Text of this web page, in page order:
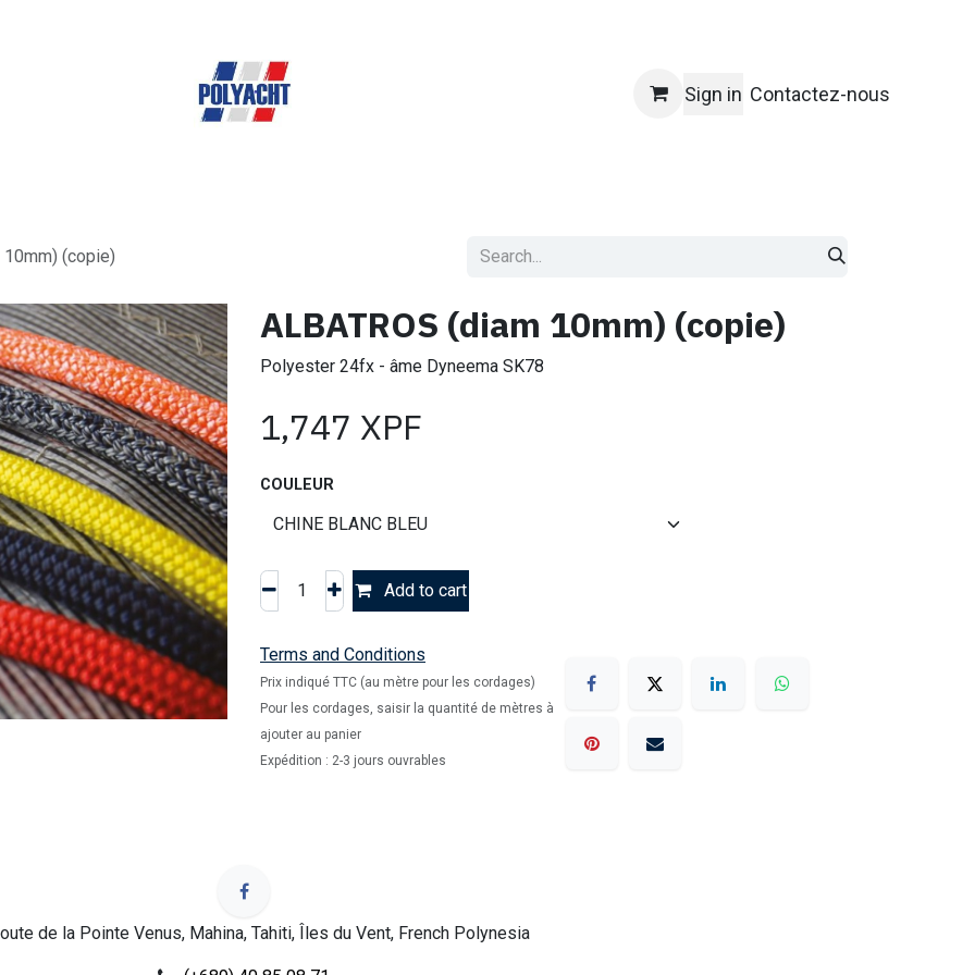
Sign in Contactez-nous
10mm) (copie)
ALBATROS (diam 10mm) (copie)
Polyester 24fx - âme Dyneema SK78
1,747 XPF
COULEUR
Add to cart
Terms and Conditions
Prix indiqué TTC (au mètre pour les cordages)
Pour les cordages, saisir la quantité de mètres à
ajouter au panier
Expédition : 2-3 jours ouvrables
de la Pointe Venus, Mahina, Tahiti, Îles du Vent, French Polynesia